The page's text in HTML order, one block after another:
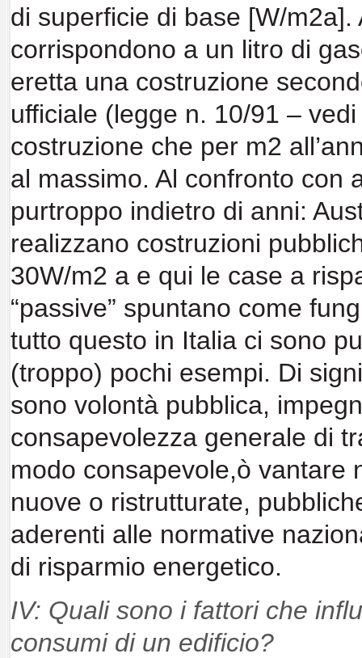
di superficie di base [W/m2a].
corrispondono a un litro di
eretta una costruzione
ufficiale (legge n. 10/91 –
costruzione che per m2
al massimo. Al confronto con
purtroppo indietro di anni:
realizzano costruzioni
30W/m2 a e qui le case a
“passive” spuntano come
tutto questo in Italia ci sono
(troppo) pochi esempi. Di
sono volontà pubblica,
consapevolezza generale di
modo consapevole,ò vantare
nuove o ristrutturate,
aderenti alle normative
di risparmio energetico.
IV: Quali sono i fattori che
consumi di un edificio?